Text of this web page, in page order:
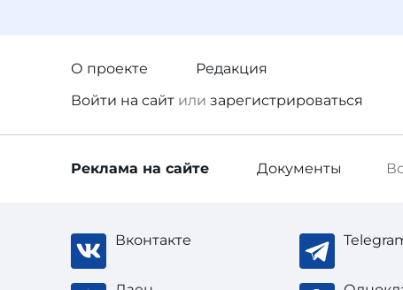
О проекте
Редакция
Войти на сайт или зарегистрироваться
Реклама на сайте Документы
Вконтакте